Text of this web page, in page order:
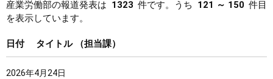
教育・文化・スポーツ
しごと・産業・観光
産業労働部の報道発表は 1323 件です。うち 121 ～ 150 件目
を表示しています。
日付 タイトル 担当課
2026年4月24日